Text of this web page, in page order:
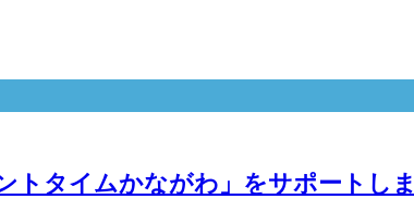
トタイムかながわ」をサポートしま